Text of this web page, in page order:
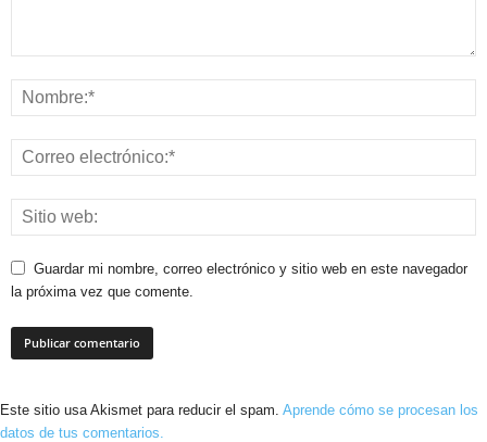
Guardar mi nombre, correo electrónico y sitio web en este navegador
la próxima vez que comente.
Este sitio usa Akismet para reducir el spam. Aprende cómo se procesan los
datos de tus comentarios.